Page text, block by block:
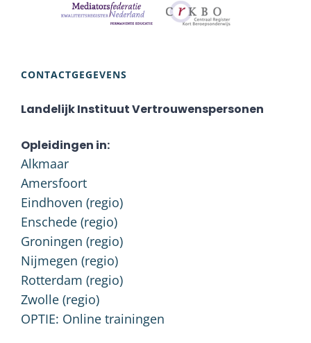
CONTACTGEGEVENS
Landelijk Instituut Vertrouwenspersonen
Opleidingen in:
Alkmaar
Amersfoort
Eindhoven (regio)
Enschede (regio)
Groningen (regio)
Nijmegen (regio)
Rotterdam (regio)
Zwolle (regio)
OPTIE: Online trainingen